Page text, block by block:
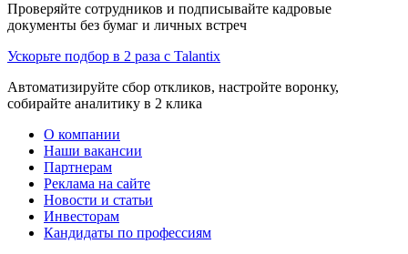
Проверяйте сотрудников и подписывайте кадровые
документы без бумаг и личных встреч
Ускорьте подбор в 2 раза с Talantix
Автоматизируйте сбор откликов, настройте воронку,
собирайте аналитику в 2 клика
О компании
Наши вакансии
Партнерам
Реклама на сайте
Новости и статьи
Инвесторам
Кандидаты по профессиям